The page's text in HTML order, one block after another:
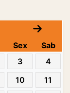
Sex
Sab
3
4
10
11